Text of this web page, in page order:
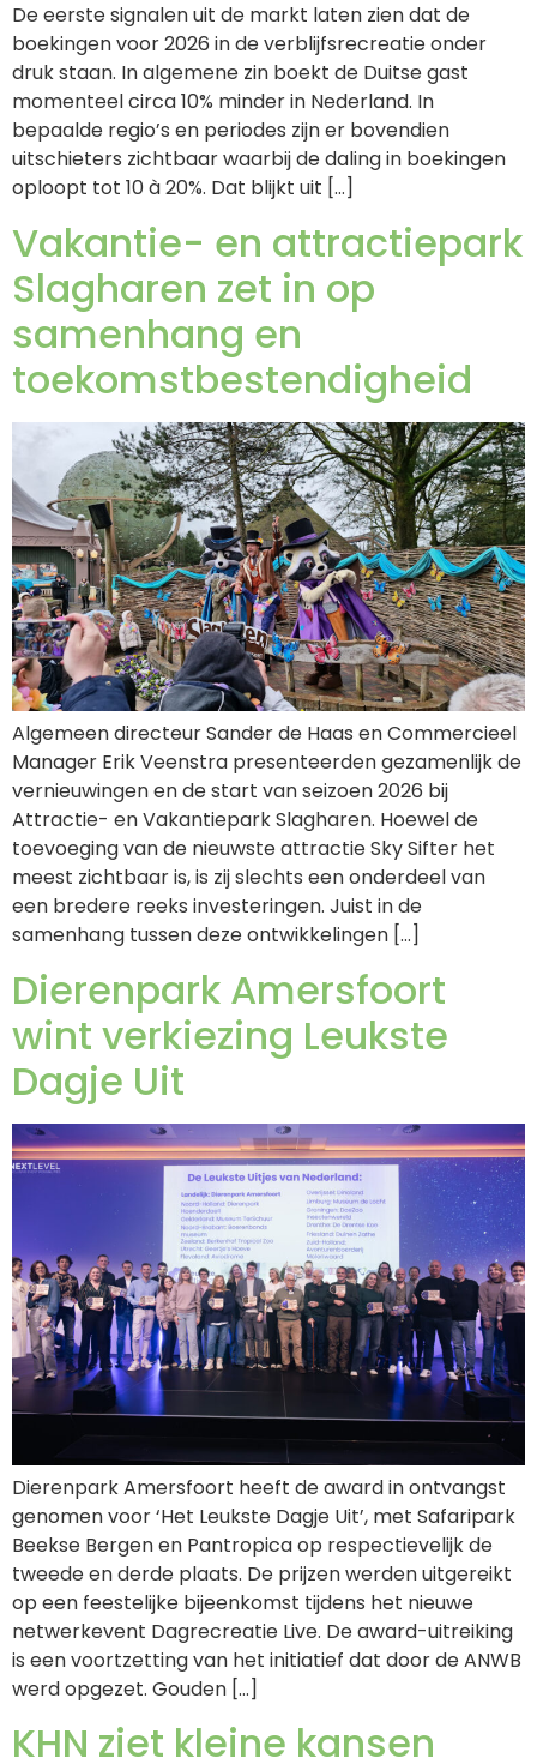
De eerste signalen uit de markt laten zien dat de
boekingen voor 2026 in de verblijfsrecreatie onder
druk staan. In algemene zin boekt de Duitse gast
momenteel circa 10% minder in Nederland. In
bepaalde regio’s en periodes zijn er bovendien
uitschieters zichtbaar waarbij de daling in boekingen
oploopt tot 10 à 20%. Dat blijkt uit […]
Vakantie- en attractiepark
Slagharen zet in op
samenhang en
toekomstbestendigheid
Algemeen directeur Sander de Haas en Commercieel
Manager Erik Veenstra presenteerden gezamenlijk de
vernieuwingen en de start van seizoen 2026 bij
Attractie- en Vakantiepark Slagharen. Hoewel de
toevoeging van de nieuwste attractie Sky Sifter het
meest zichtbaar is, is zij slechts een onderdeel van
een bredere reeks investeringen. Juist in de
samenhang tussen deze ontwikkelingen […]
Dierenpark Amersfoort
wint verkiezing Leukste
Dagje Uit
Dierenpark Amersfoort heeft de award in ontvangst
genomen voor ‘Het Leukste Dagje Uit’, met Safaripark
Beekse Bergen en Pantropica op respectievelijk de
tweede en derde plaats. De prijzen werden uitgereikt
op een feestelijke bijeenkomst tijdens het nieuwe
netwerkevent Dagrecreatie Live. De award-uitreiking
is een voortzetting van het initiatief dat door de ANWB
werd opgezet. Gouden […]
KHN ziet kleine kansen